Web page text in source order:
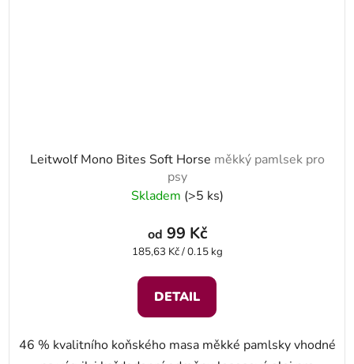
Leitwolf Mono Bites Soft Horse měkký pamlsek pro
psy
Skladem (>5 ks)
od 99 Kč
Měrná cena:
185,63 Kč / 0.15 kg
DETAIL
46 % kvalitního koňského masa měkké pamlsky vhodné